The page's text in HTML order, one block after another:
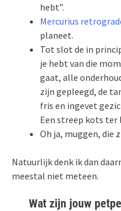
hebt”.
Mercurius
planeet.
Tot slot de in
je hebt van die
gaat, alle
zijn gepleegd, de
fris en ingevet
Een streep kots ter
Oh ja, muggen, die
Natuurlijk denk ik dan
meestal niet meteen.
Wat zijn jouw